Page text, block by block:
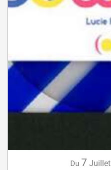
Du 7 Juillet